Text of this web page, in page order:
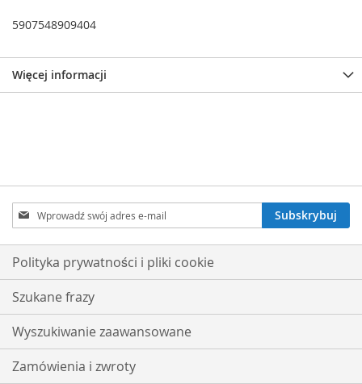
5907548909404
Więcej informacji
Subskrybuj
nasz
newsletter:
Subskrybuj
Polityka prywatności i pliki cookie
Szukane frazy
Wyszukiwanie zaawansowane
Zamówienia i zwroty